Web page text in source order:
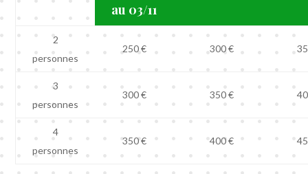
au 03/11
2
personnes
250 € 300 €
3
personnes
300 € 350 €
4
personnes
350 € 400 €